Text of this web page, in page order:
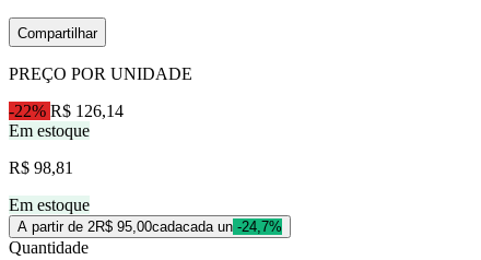
Compartilhar
PREÇO POR UNIDADE
-22% R$ 126,14
Em estoque
R$ 98,81
Em estoque
A partir de 2R$ 95,00cadacada un -24,7%
Quantidade